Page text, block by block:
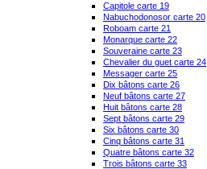
Capitole carte 19
Nabuchodonosor carte 20
Roboam carte 21
Monarque carte 22
Souveraine carte 23
Chevalier du guet carte 24
Messager carte 25
Dix bâtons carte 26
Neuf bâtons carte 27
Huit bâtons carte 28
Sept bâtons carte 29
Six bâtons carte 30
Cinq bâtons carte 31
Quatre bâtons carte 32
Trois bâtons carte 33